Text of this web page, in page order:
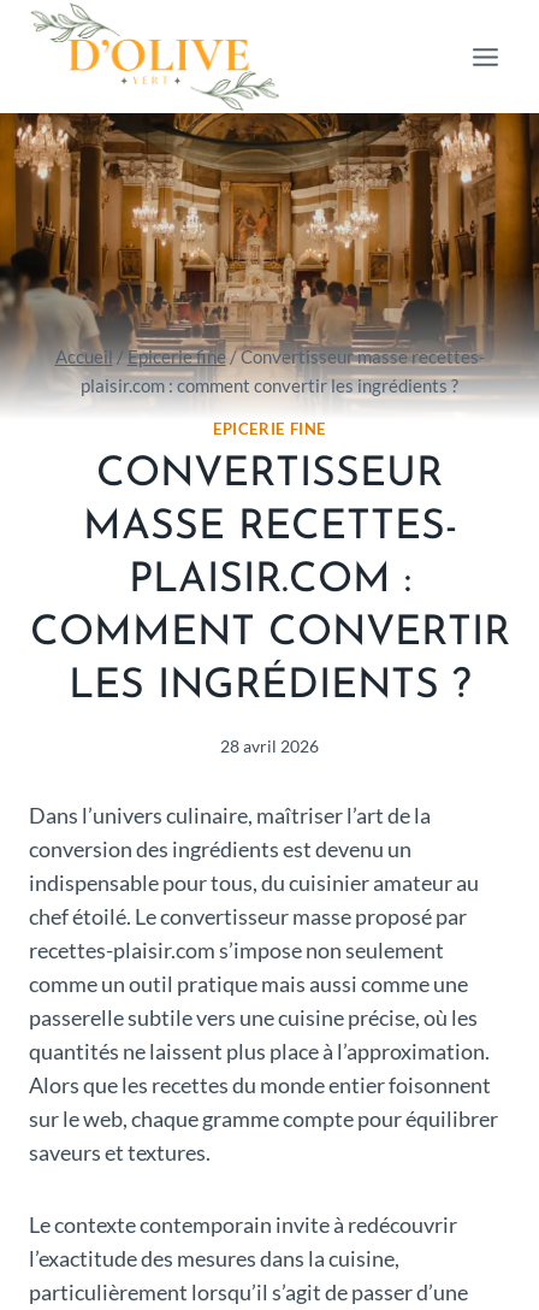
Aller
Accueil/Epicerie fine /Convertisseur masse recettes-
plaisir.com : comment convertir les ingrédients ?
EPICERIE FINE
CONVERTISSEUR
MASSE RECETTES-
PLAISIR.COM :
COMMENT CONVERTIR
LES INGRÉDIENTS ?
28 avril 2026
Dans l’univers culinaire, maîtriser l’art de la
conversion des ingrédients est devenu un
indispensable pour tous, du cuisinier amateur au
chef étoilé. Le convertisseur masse proposé par
recettes-plaisir.com s’impose non seulement
comme un outil pratique mais aussi comme une
passerelle subtile vers une cuisine précise, où les
quantités ne laissent plus place à l’approximation.
Alors que les recettes du monde entier foisonnent
sur le web, chaque gramme compte pour équilibrer
saveurs et textures.
Le contexte contemporain invite à redécouvrir
l’exactitude des mesures dans la cuisine,
particulièrement lorsqu’il s’agit de passer d’une